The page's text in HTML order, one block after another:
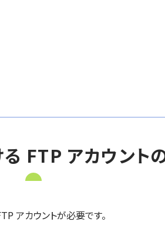
FTP アカウント
アカウントが必要です。